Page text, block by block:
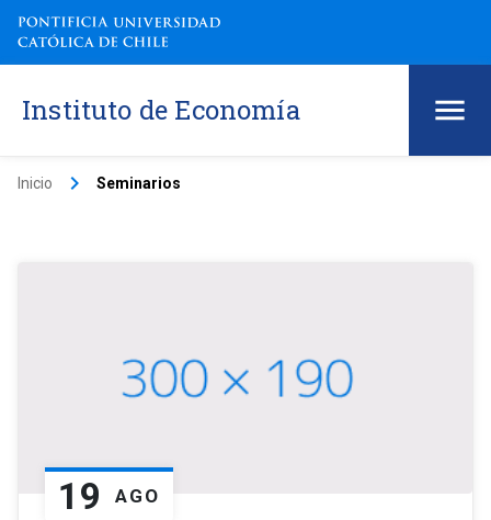
Instituto de Economía
Inicio keyboard_arrow_right Seminarios
19 AGO